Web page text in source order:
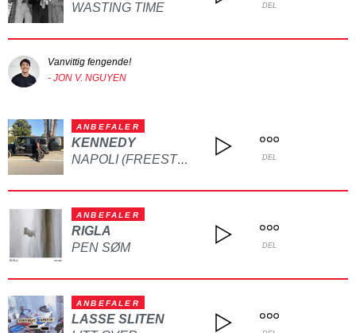
WASTING TIME
DEL
Vanvittig fengende!
- JON V. NGUYEN
ANBEFALER
KENNEDY
NAPOLI (FREESTYLE) DEL
ANBEFALER
RIGLA
PEN SØM
DEL
ANBEFALER
LASSE SLITEN